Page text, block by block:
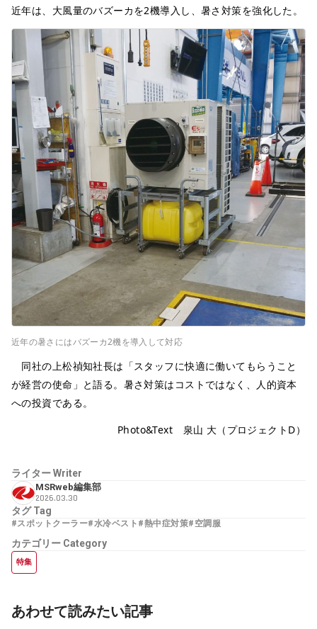
近年は、大風量のバズーカを2機導入し、暑さ対策を強化した。
近年の暑さにはバズーカ2機を導入して対応
同社の上松禎知社長は「スタッフに快適に働いてもらうこと
が経営の使命」と語る。暑さ対策はコストではなく、人的資本
への投資である。
Photo&Text 泉山 大（プロジェクトD）
ライターWriter
MSRweb編集部
2026.03.30
タグTag
#スポットクーラー#水冷ベスト #熱中症対策#空調服
カテゴリー Category
特集
あわせて読みたい記事